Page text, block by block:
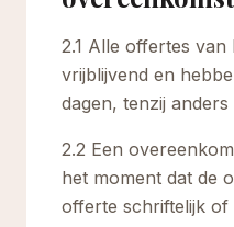
2.1 Alle offertes van
vrijblijvend en
dagen, tenzij anders
2.2 Een
het moment dat de
offerte schriftelijk of